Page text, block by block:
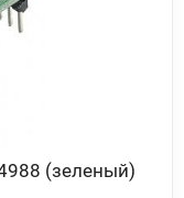
(зеленый)